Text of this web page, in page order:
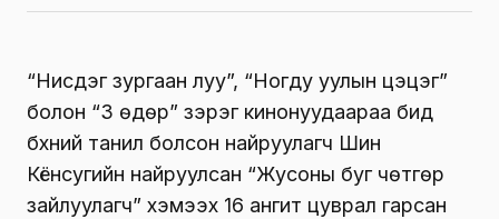
“Нисдэг зургаан луу”, “Ногду уулын цэцэг”
болон “3 өдөр” зэрэг кинонуудаараа бид
бүхний танил болсон найруулагч Шин
Кёнсугийн найруулсан “Жусоны буг чөтгөр
зайлуулагч” хэмээх 16 ангит цуврал гарсан